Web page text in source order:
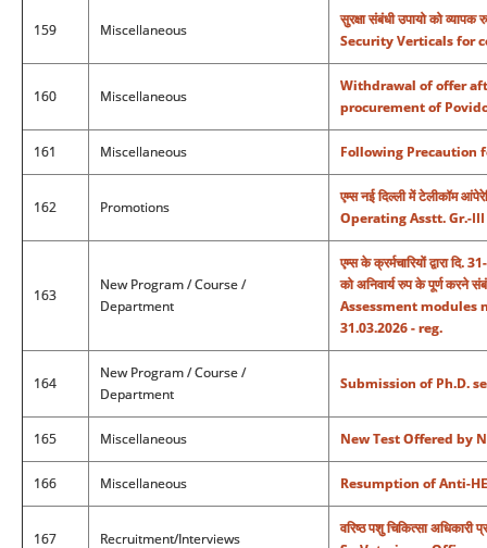
159 Miscellaneous
सुरक्षा संबंधी उपायो को
Security Verticals for
160 Miscellaneous
Withdrawal of offer
procurement of
161 Miscellaneous Following Precaution
162 Promotions
एम्स नई दिल्ली में टेलीकॉम
Operating Asstt. Gr.-
163
New Program / Course /
Department
एम्स के क्रर्मचारियों द्वारा
को अनिवार्य रुप के पूर्ण
Assessment modules
31.03.2026 - reg.
164
New Program / Course /
Department
Submission of Ph.D.
165 Miscellaneous New Test Offered by
166 Miscellaneous Resumption of Anti-
167 Recruitment/Interviews
वरिष्ठ पशु चिकित्सा